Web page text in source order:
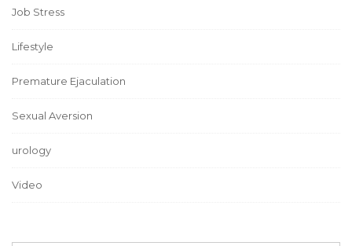
Job Stress
Lifestyle
Premature Ejaculation
Sexual Aversion
urology
Video